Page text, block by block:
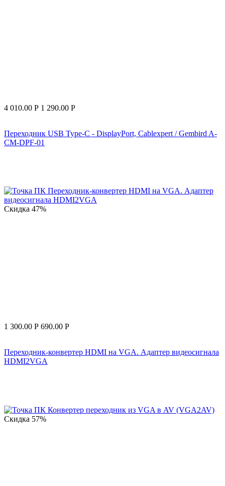
4 010.00 Р 1 290.00 Р
Переходник USB Type-C - DisplayPort, Cablexpert / Gembird A-
CM-DPF-01
Скидка 47%
1 300.00 Р 690.00 Р
Переходник-конвертер HDMI на VGA. Адаптер видеосигнала
HDMI2VGA
Скидка 57%